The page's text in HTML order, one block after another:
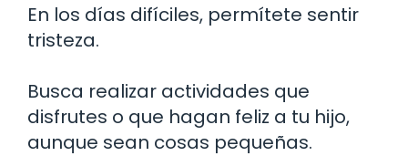
En los días difíciles, permítete sentir
tristeza.
Busca realizar actividades que
disfrutes o que hagan feliz a tu hijo,
aunque sean cosas pequeñas.